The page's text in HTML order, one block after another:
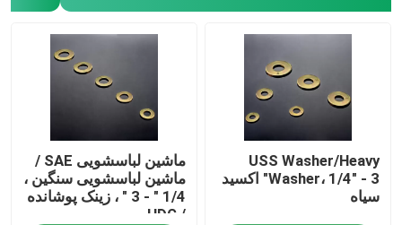
USS Washer/Heavy
Washer، 1/4" - 3" اکسید
سیاه
ماشین لباسشویی SAE /
ماشین لباسشویی سنگین ،
1/4 " - 3 " ، زینک پوشانده
/ HDG